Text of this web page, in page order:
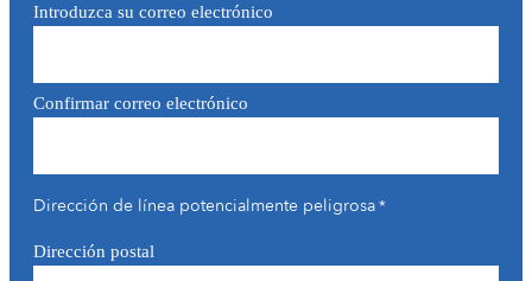
Introduzca su correo electrónico
Confirmar correo electrónico
Dirección de línea potencialmente peligrosa*
Dirección postal